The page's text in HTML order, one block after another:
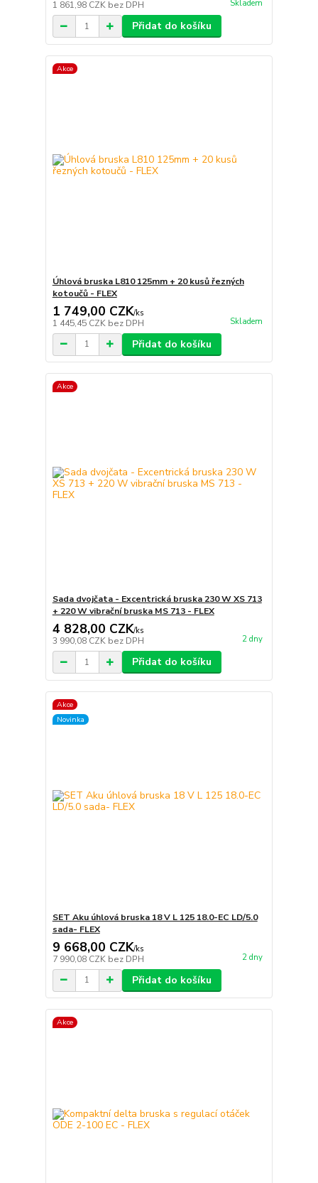
1 861,98 CZK bez DPH Skladem
Přidat do košíku
Akce
Úhlová bruska L810 125mm + 20 kusů řezných
kotoučů - FLEX
1 749,00 CZK/ks
1 445,45 CZK bez DPH Skladem
Přidat do košíku
Akce
Sada dvojčata - Excentrická bruska 230 W XS 713
+ 220 W vibrační bruska MS 713 - FLEX
4 828,00 CZK/ks
3 990,08 CZK bez DPH 2 dny
Přidat do košíku
Akce
Novinka
SET Aku úhlová bruska 18 V L 125 18.0-EC LD/5.0
sada- FLEX
9 668,00 CZK/ks
7 990,08 CZK bez DPH 2 dny
Přidat do košíku
Akce